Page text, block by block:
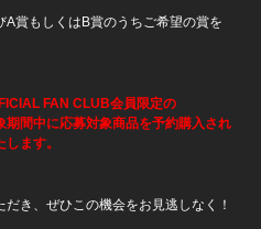
賞もしくはB賞のうちご希望の賞を
FAN CLUB会員限定の
間中に応募対象商品を予約購入され
ます。
き、ぜひこの機会をお見逃しなく！